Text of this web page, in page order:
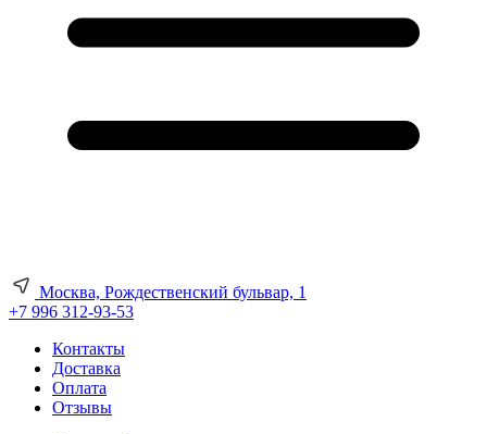
Москва, Рождественский бульвар, 1
+7 996 312-93-53
Контакты
Доставка
Оплата
Отзывы